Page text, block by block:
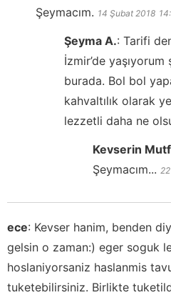
Şeymacım. 14 Şubat 2018
Şeyma A.: Tarifi
İzmir’de
burada. Bol bol
kahvaltılık olarak
lezzetli daha ne
Kevserin
Şeymacım...
ece: Kevser hanim, benden
gelsin o zaman:) eger soguk
hoslaniyorsaniz haslanmis
tuketebilirsiniz. Birlikte